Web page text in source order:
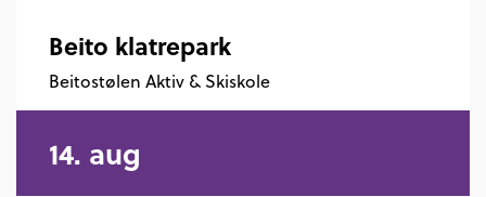
Beito klatrepark
Beitostølen Aktiv & Skiskole
14. aug